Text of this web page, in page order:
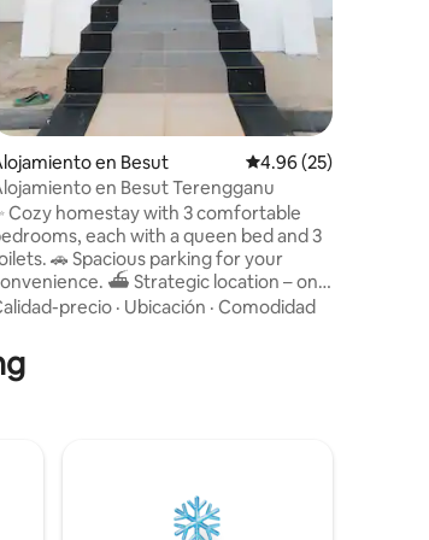
en Besut Calificación
4.96 (25)
en Besut Terengganu
Cozy homestay with 3 comfortable
each with a queen bed and 3
🚗 Spacious parking for your
⛴️ Strategic location – only
minutes to Perhentian Island Jetty
(beach & hiking) - 3 minutes to
Gong Kedak - 10 minutes to
precio · Ubicación · Comodidad